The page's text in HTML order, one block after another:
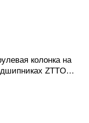
колонка на
ZTTO |
| 1-1/8" | Черный